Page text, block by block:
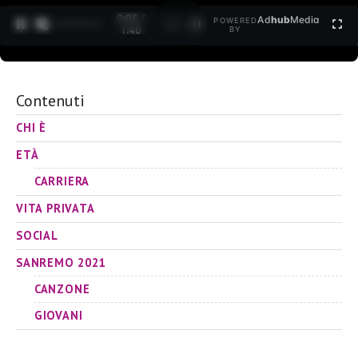
0:06 /
1:40
POWERED
BY
AdhubMedia
Contenuti
CHI È
ETÀ
CARRIERA
VITA PRIVATA
SOCIAL
SANREMO 2021
CANZONE
GIOVANI